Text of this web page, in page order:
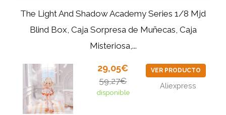
The Light And Shadow Academy Series 1/8 Mjd
Blind Box, Caja Sorpresa de Muñecas, Caja
Misteriosa,...
29,05€
59,27€
disponible
VER PRODUCTO
Aliexpress